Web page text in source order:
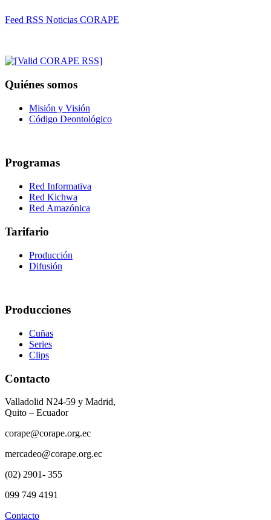
Feed RSS Noticias CORAPE
Quiénes somos
Misión y Visión
Código Deontológico
Programas
Red Informativa
Red Kichwa
Red Amazónica
Tarifario
Producción
Difusión
Producciones
Cuñas
Series
Clips
Contacto
Valladolid N24-59 y Madrid,
Quito – Ecuador
corape@corape.org.ec
mercadeo@corape.org.ec
(02) 2901- 355
099 749 4191
Contacto